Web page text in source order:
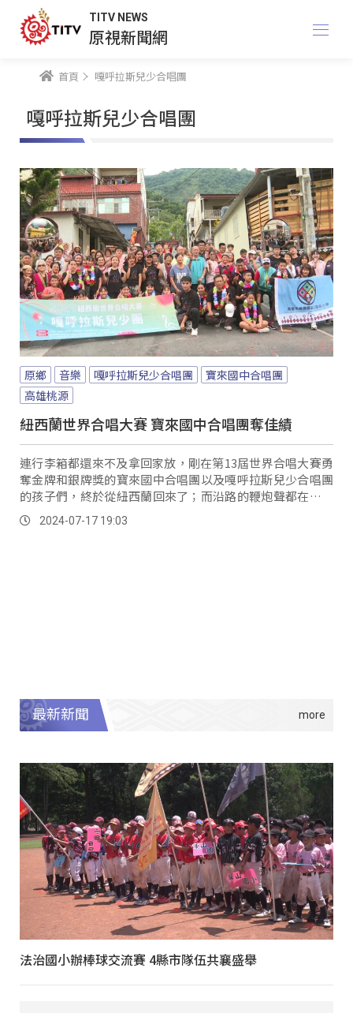
TITV NEWS
原視新聞網
首頁 嘎呼拉斯兒少合唱團
嘎呼拉斯兒少合唱團
原鄉 音樂 嘎呼拉斯兒少合唱團
寶來國中合唱團
高雄桃源
紐西蘭世界合唱大賽 寶來國中合唱團奪佳績
連行李箱都還來不及拿回家放，剛在第13屆世界合唱大賽勇
奪金牌和銀牌獎的寶來國中合唱團以及嘎呼拉斯兒少合唱團
的孩子們，終於從紐西蘭回來了；而沿路的鞭炮聲都在歡迎
辛苦在外比賽多天的小小英雄們歸來，族人們也用歡樂的歌
謠來一同慶賀。
2024-07-17 19:03
最新新聞
法治國小辦棒球交流賽 4縣市隊伍共襄盛舉